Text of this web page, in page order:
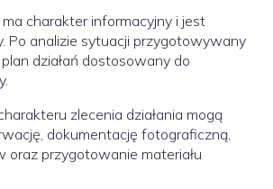
charakter informacyjny i jest
Po analizie sytuacji przygotowywany
działań dostosowany do
zlecenia działania mogą
dokumentację fotograficzną,
oraz przygotowanie materiału